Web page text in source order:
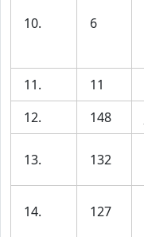
10. 6
11. 11
12.
148
13. 132
14. 127